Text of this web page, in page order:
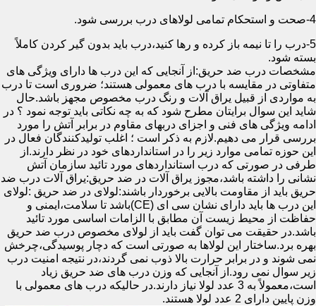
4-صحت و استحکام تمامی لولاهای درب بررسی شود.
5-درب را تا نیمه باز کرده و رها کنید،درب باید بدون گیر کردن کاملاً
بسته شود.
مشخصات درب ضد حریق:از آنجایی که این درب ها دارای ویژگی های
متفاوتی در مقایسه با درب های معمولی هستند؛ ضروری است تا درب
به مواردی از قبیل یراق آلات و رنگ درب مخصوص مجهز باشد.حال
شاید این سوال برایتان مطرح شود که به چه نکاتی باید توجه نمود ؟ در
ادامه ویژگی های فنی و اجزای دربهای مقاوم در برابر آتش را مورد
بررسی قرار می دهیم.لازم به ذکر است ؛ اغلب تولیدکنندگان فعال در
این حوزه تمامی موارد زیر را در استانداردهای خود در نظر دارند.از
طرفی در صورتی که درب استانداردهای مورد تائید سازمان آتش
نشانی را داشته باشد،مجوز یراق آلات در ضد حریق:یراق آلات درب ضد
حریق باید از مقاومت بالایی برخوردار باشند:لولای در ضد حریق :لولای
این درب ها باید دارای نشان سی ای (CE)باشد تا سلامت،ایمنی و
حفاظت از محیط زیست آن مطابق با الزامات اساسی مورد تائید
باشد.در حقیقت می توان گفت باید از لولای مخصوص درب ضد حریق
بهره برد.ساختار این لولاها به صورتی است که دچار پوسیدگی،چرخش
نمی شوند و در برابر حرارت بالا ذوب نمی گردند،در نتیجه امنیت درب
زیر سوال نمی رود.از آنجایی که وزن درب های ضد حریق زیاد
است،معمولاً به 3 عدد لولا نیاز دارند.در حالیکه درب های معمولی با
وزن پایین دارای 2 عدد لولا هستند.